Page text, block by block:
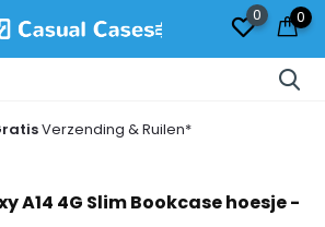
0 0
Verzending & Ruilen*
A14 4G Slim Bookcase hoesje -